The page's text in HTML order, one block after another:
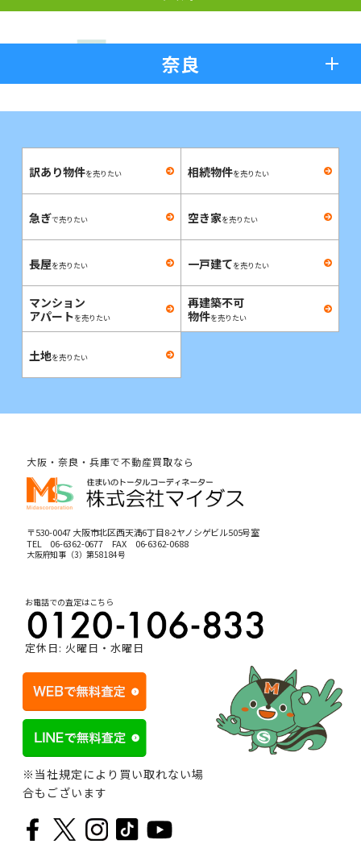
奈良
訳あり物件を売りたい 相続物件を売りたい
急ぎで売りたい 空き家を売りたい
長屋を売りたい 一戸建てを売りたい
マンション
アパートを売りたい
再建築不可
物件を売りたい
土地を売りたい
大阪・奈良・兵庫で不動産買取なら
〒530-0047 大阪市北区西天満6丁目8-2ヤノシゲビル505号室
TEL 06-6362-0677FAX 06-6362-0688
大阪府知事（3）第58184号
お電話での査定はこちら
定休日: 火曜日・水曜日
※当社規定により買い取れない場
合もございます